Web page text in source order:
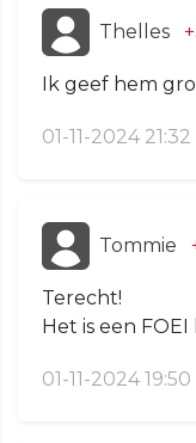
Thelles
Ik geef hem
01-11-2024 21:32
Tommie
Terecht!
Het is een
01-11-2024 19:50